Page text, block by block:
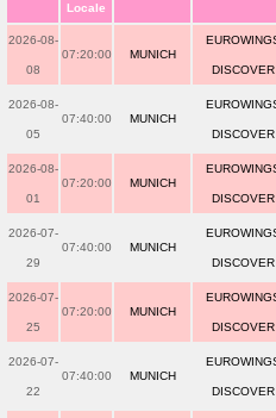
Locale
2026-08-
08
07:20:00 MUNICH
DISCOVER
2026-08-
05
07:40:00 MUNICH
DISCOVER
2026-08-
01
07:20:00 MUNICH
DISCOVER
2026-07-
29
07:40:00 MUNICH
DISCOVER
2026-07-
25
07:20:00 MUNICH
DISCOVER
2026-07-
22
07:40:00 MUNICH
DISCOVER